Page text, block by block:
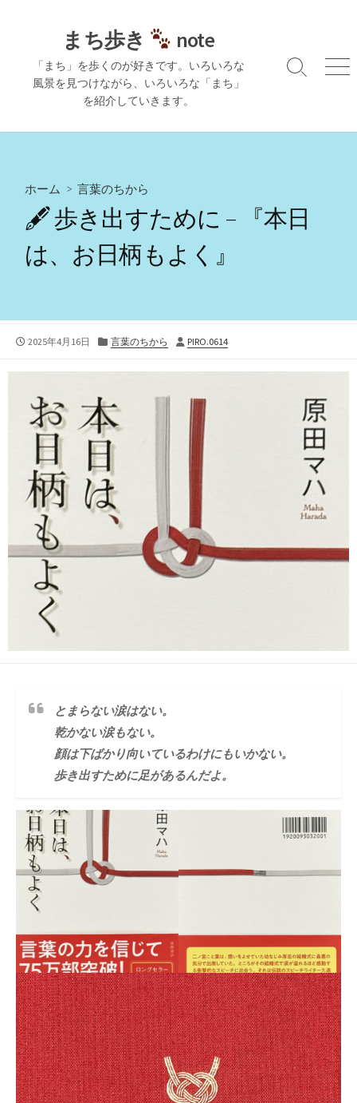
ス
まち歩き note
「まち」を歩くのが好きです。いろいろな
風景を見つけながら、いろいろな「まち」
を紹介していきます。
検
替
メ
ホーム > 言葉のちから
🖋 歩き出すために – 『本日
は、お日柄もよく』
公
日
2025年4月16日
カ
ゴ
ー
言葉のちから
投
者
PIRO.0614
とまらない涙はない。
乾かない涙もない。
顔は下ばかり向いているわけにもいかない。
歩き出すために足があるんだよ。